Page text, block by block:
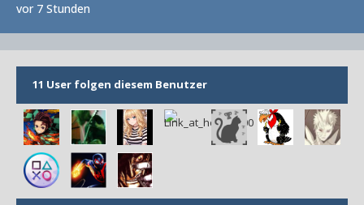
vor 7 Stunden
11 User folgen diesem Benutzer